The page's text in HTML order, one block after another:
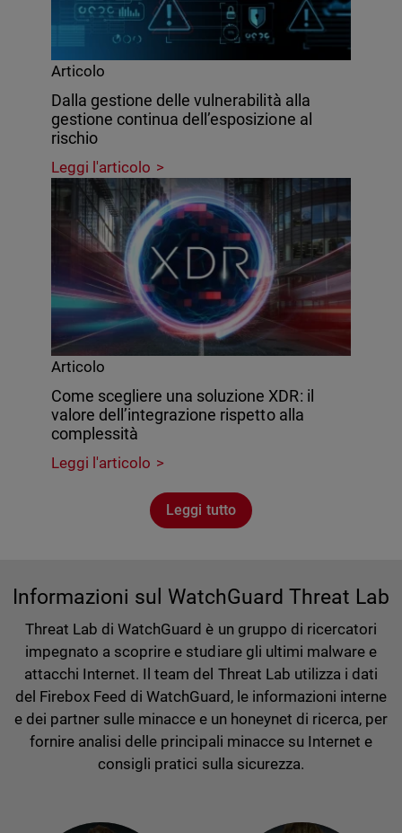
Articolo
Dalla gestione delle vulnerabilità alla
gestione continua dell’esposizione al
rischio
Leggi l'articolo
Articolo
Come scegliere una soluzione XDR: il
valore dell’integrazione rispetto alla
complessità
Leggi l'articolo
Leggi tutto
Informazioni sul WatchGuard Threat Lab
Threat Lab di WatchGuard è un gruppo di ricercatori
impegnato a scoprire e studiare gli ultimi malware e
attacchi Internet. Il team del Threat Lab utilizza i dati
del Firebox Feed di WatchGuard, le informazioni interne
e dei partner sulle minacce e un honeynet di ricerca, per
fornire analisi delle principali minacce su Internet e
consigli pratici sulla sicurezza.